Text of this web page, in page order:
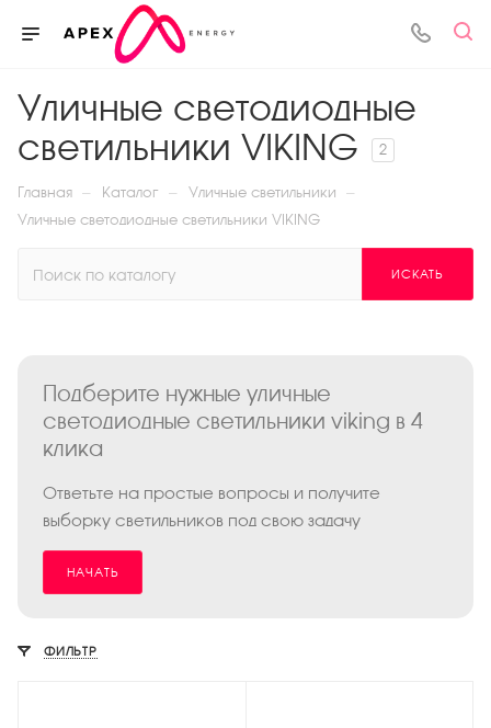
Уличные светодиодные
светильники VIKING
2
Главная — Каталог — Уличные светильники —
Уличные светодиодные светильники VIKING
ИСКАТЬ
Подберите нужные уличные
светодиодные светильники viking в 4
клика
Ответьте на простые вопросы и получите
выборку светильников под свою задачу
НАЧАТЬ
ФИЛЬТР